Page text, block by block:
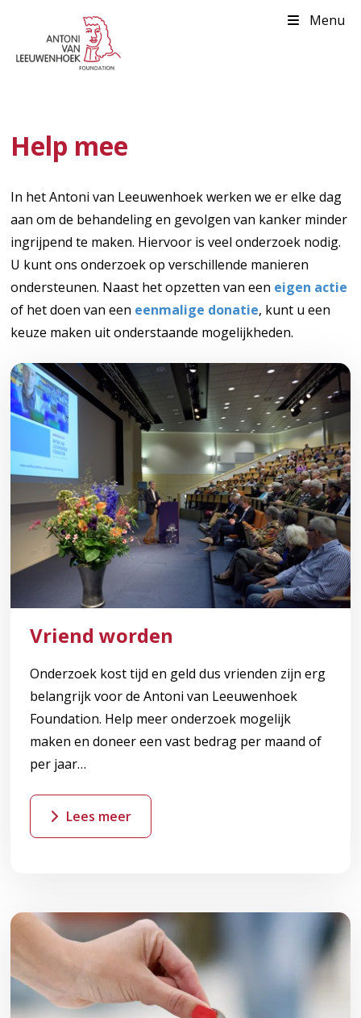
Menu
Help mee
In het Antoni van Leeuwenhoek werken we er elke dag
aan om de behandeling en gevolgen van kanker minder
ingrijpend te maken. Hiervoor is veel onderzoek nodig.
U kunt ons onderzoek op verschillende manieren
ondersteunen. Naast het opzetten van een eigen actie
of het doen van een eenmalige donatie, kunt u een
keuze maken uit onderstaande mogelijkheden.
Vriend worden
Onderzoek kost tijd en geld dus vrienden zijn erg
belangrijk voor de Antoni van Leeuwenhoek
Foundation. Help meer onderzoek mogelijk
maken en doneer een vast bedrag per maand of
per jaar…
Lees meer